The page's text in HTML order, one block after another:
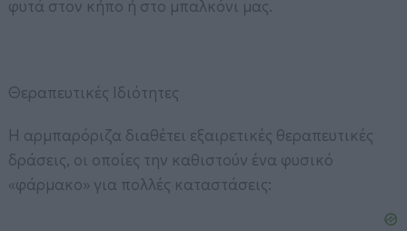
φυτά στον κήπο ή στο μπαλκόνι μας.
Θεραπευτικές Ιδιότητες
Η αρμπαρόριζα διαθέτει εξαιρετικές θεραπευτικές
δράσεις, οι οποίες την καθιστούν ένα φυσικό
«φάρμακο» για πολλές καταστάσεις: